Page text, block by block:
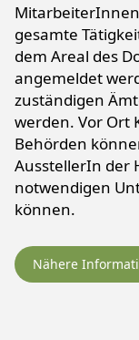
gesamte
dem Areal des
angemeldet
zuständigen
werden. Vor Ort
Behörden
AusstellerIn der
notwendigen
können.
Nähere